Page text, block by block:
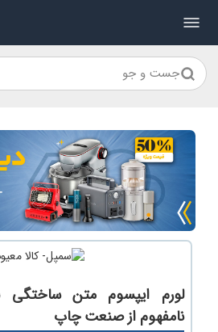
جست و جو
لورم ایپسوم متن ساختگی
نامفهوم از صنعت چاپ